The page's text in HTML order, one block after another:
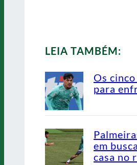
LEIA TAMBÉM:
Os
para
em
casa no